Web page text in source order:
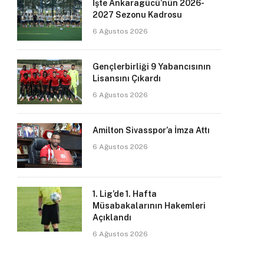
İşte Ankaragücü’nün 2026-
2027 Sezonu Kadrosu
6 Ağustos 2026
Gençlerbirliği 9 Yabancısının
Lisansını Çıkardı
6 Ağustos 2026
Amilton Sivasspor’a İmza Attı
6 Ağustos 2026
1. Lig’de 1. Hafta
Müsabakalarının Hakemleri
Açıklandı
6 Ağustos 2026